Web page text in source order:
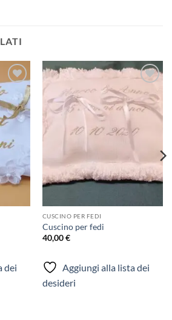
lista
dei
dei
Aggiungi
alla lista
dei
CUSCINO PER FEDI
Cuscino per fedi
40,00€
Aggiungi alla lista dei
desideri